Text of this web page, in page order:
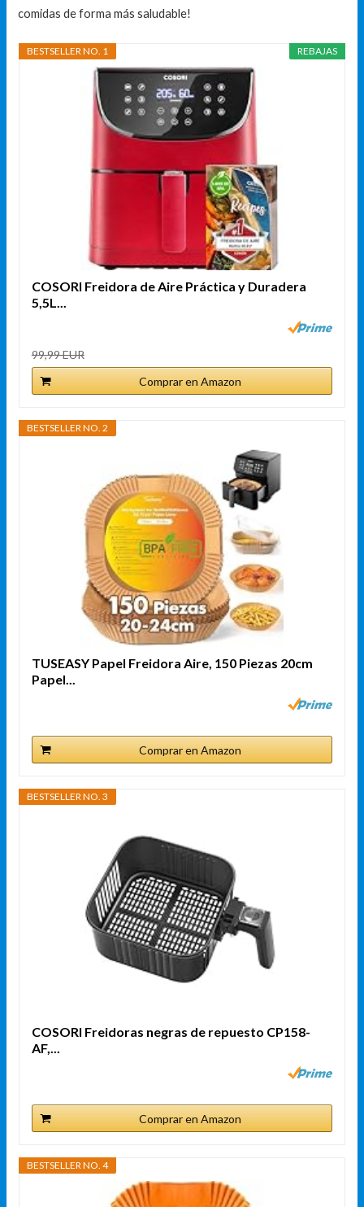
comidas de forma más saludable!
REBAJAS
BESTSELLER NO. 1
COSORI Freidora de Aire Práctica y Duradera
5,5L...
99,99 EUR
Comprar en Amazon
BESTSELLER NO. 2
TUSEASY Papel Freidora Aire, 150 Piezas 20cm
Papel...
Comprar en Amazon
BESTSELLER NO. 3
COSORI Freidoras negras de repuesto CP158-
AF,...
Comprar en Amazon
BESTSELLER NO. 4